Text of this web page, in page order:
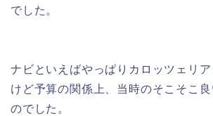
でした。
ナビといえばやっぱりカロッツェリア
けど予算の関係上、当時のそこそこ
のでした。